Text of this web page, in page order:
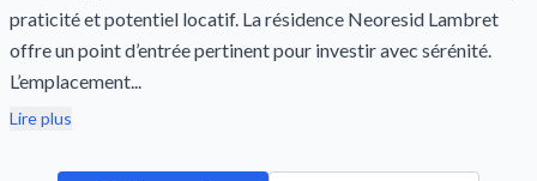
praticité et potentiel locatif. La résidence Neoresid Lambret
offre un point d’entrée pertinent pour investir avec sérénité.
L’emplacement...
Lire plus